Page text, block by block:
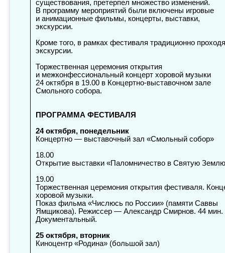
существования, претерпел множество изменений.
В программу мероприятий были включены игровые
и анимационные фильмы, концерты, выставки,
экскурсии.
Кроме того, в рамках фестиваля традиционно
экскурсии.
Торжественная церемония открытия
и межконфессиональный концерт хоровой музыки
24 октября в 19.00 в Концертно-выставочном зале
Смольного собора.
ПРОГРАММА ФЕСТИВАЛЯ
24 октября, понедельник
Концертно — выставочный зал «Смольный собор»
18.00
Открытие выставки «Паломничество в Святую
19.00
Торжественная церемония открытия фестиваля.
хоровой музыки.
Показ фильма «Числюсь по России» (памяти Саввы
Ямщикова). Режиссер — Александр Смирнов. 44 мин.
Документальный.
25 октября, вторник
Киноцентр «Родина» (большой зал)